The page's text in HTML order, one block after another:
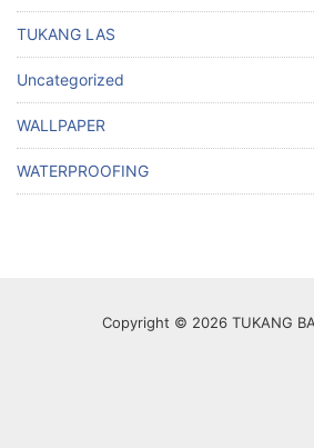
TUKANG LAS
Uncategorized
WALLPAPER
WATERPROOFING
Copyright © 2026 TUKANG